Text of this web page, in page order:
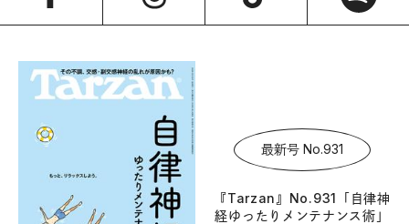
最新号 No.931
『Tarzan』No.931「自律神
経ゆったりメンテナンス術」